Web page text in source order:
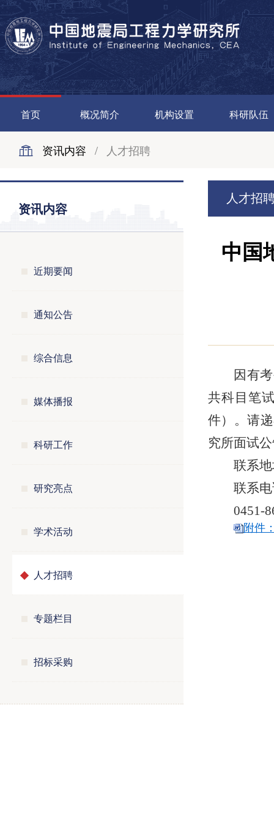
首页 概况简介 机构设置 科研队伍
资讯内容 / 人才招聘
资讯内容
近期要闻
通知公告
综合信息
媒体播报
科研工作
研究亮点
学术活动
人才招聘
专题栏目
招标采购
人才招
中国
因有
共科目笔
件）。请
究所面试
联系
联系
0451-
附件